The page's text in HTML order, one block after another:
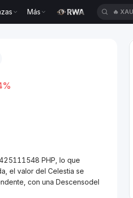
Más 🔥
PHP, lo que
el valor del Celestia se
con una Descensodel